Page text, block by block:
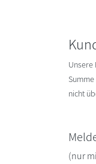
Unsere
nicht
(nur